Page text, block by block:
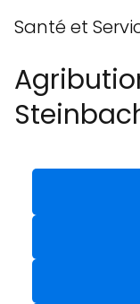
Santé et